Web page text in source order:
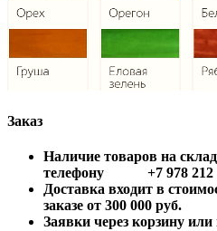
Заказ
Наличие товаров на
телефону +7 978 212
Доставка входит в
заказе от 300 000 руб.
Заявки через корзину или